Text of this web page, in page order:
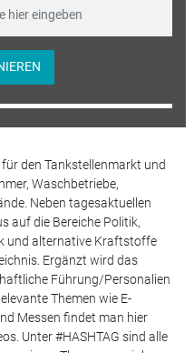
den Tankstellenmarkt und
Waschbetriebe,
Neben tagesaktuellen
auf die Bereiche Politik,
und alternative Kraftstoffe
Ergänzt wird das
Führung/Personalien
Themen wie E-
Messen findet man hier
Unter #HASHTAG sind alle